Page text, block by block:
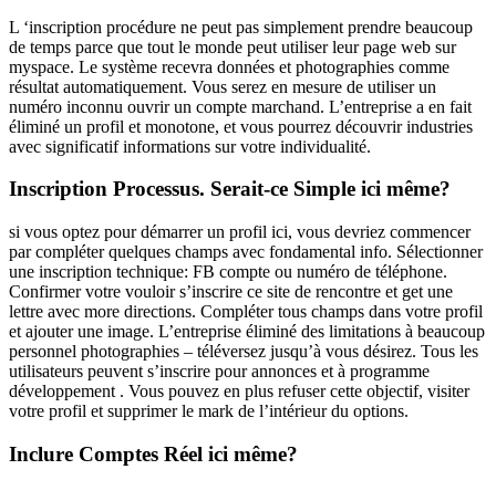
L ‘inscription procédure ne peut pas simplement prendre beaucoup
de temps parce que tout le monde peut utiliser leur page web sur
myspace. Le système recevra données et photographies comme
résultat automatiquement. Vous serez en mesure de utiliser un
numéro inconnu ouvrir un compte marchand. L’entreprise a en fait
éliminé un profil et monotone, et vous pourrez découvrir industries
avec significatif informations sur votre individualité.
Inscription Processus. Serait-ce Simple ici même?
si vous optez pour démarrer un profil ici, vous devriez commencer
par compléter quelques champs avec fondamental info. Sélectionner
une inscription technique: FB compte ou numéro de téléphone.
Confirmer votre vouloir s’inscrire ce site de rencontre et get une
lettre avec more directions. Compléter tous champs dans votre profil
et ajouter une image. L’entreprise éliminé des limitations à beaucoup
personnel photographies – téléversez jusqu’à vous désirez. Tous les
utilisateurs peuvent s’inscrire pour annonces et à programme
développement . Vous pouvez en plus refuser cette objectif, visiter
votre profil et supprimer le mark de l’intérieur du options.
Inclure Comptes Réel ici même?